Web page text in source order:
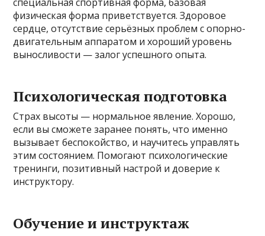
физическая форма приветствуется. Здоровое
сердце, отсутствие серьёзных проблем с опорно-
двигательным аппаратом и хороший уровень
выносливости — залог успешного опыта.
Психологическая подготовка
Страх высоты — нормальное явление. Хорошо,
если вы сможете заранее понять, что именно
вызывает беспокойство, и научитесь управлять
этим состоянием. Помогают психологические
тренинги, позитивный настрой и доверие к
инструктору.
Обучение и инструктаж